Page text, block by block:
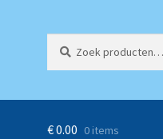
naar:
€0.00 0 items